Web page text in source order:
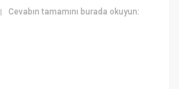
Cevabın tamamını burada okuyun: